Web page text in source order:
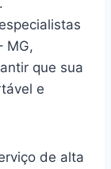
MG,
que sua
e
de alta